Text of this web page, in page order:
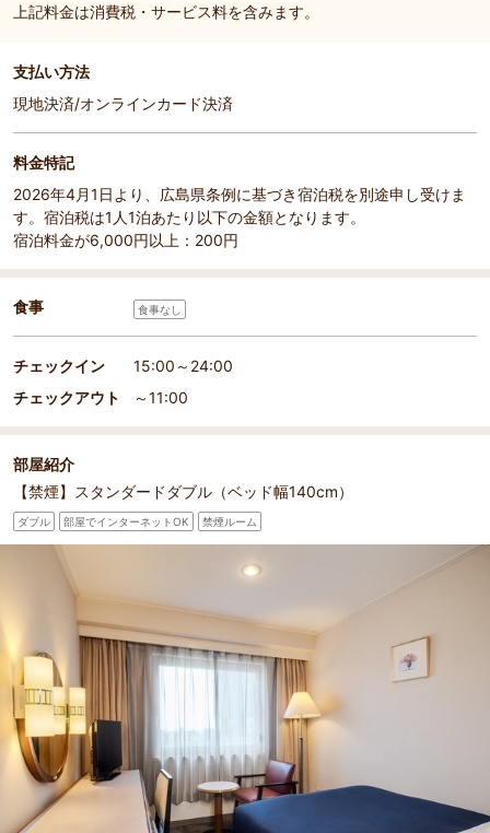
上記料金は消費税・サービス料を含みます。
支払い方法
現地決済/オンラインカード決済
料金特記
2026年4月1日より、広島県条例に基づき宿泊税を別途申し受けま
す。宿泊税は1人1泊あたり以下の金額となります。
宿泊料金が6,000円以上：200円
食事 食事なし
チェックイン
15:00～24:00
チェックアウト
～11:00
部屋紹介
【禁煙】スタンダードダブル（ベッド幅140cm）
ダブル 部屋でインターネットOK 禁煙ルーム